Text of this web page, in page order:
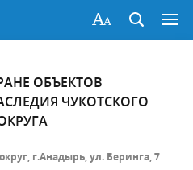
ОБЪЕКТОВ
ЧУКОТСКОГО
г.Анадырь, ул. Беринга, 7